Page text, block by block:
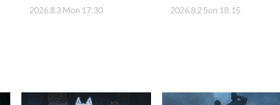
2026.8.3 Mon 17:30 2026.8.2 Sun 18:15